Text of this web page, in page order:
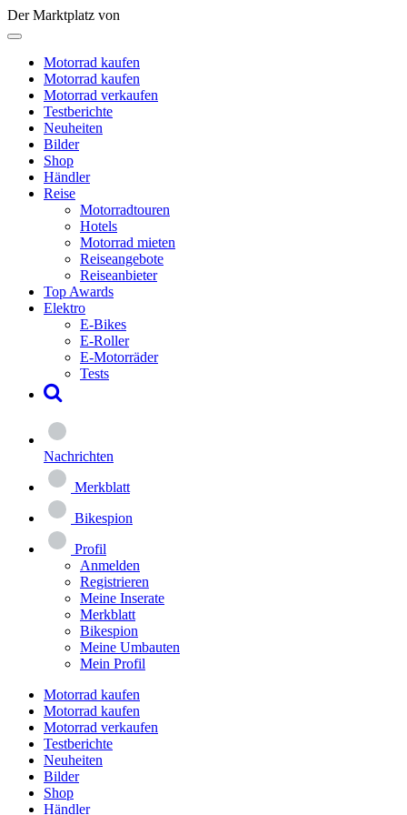
Der Marktplatz von
Motorrad kaufen
Motorrad kaufen
Motorrad verkaufen
Testberichte
Neuheiten
Bilder
Shop
Händler
Reise
Motorradtouren
Hotels
Motorrad mieten
Reiseangebote
Reiseanbieter
Top Awards
Elektro
E-Bikes
E-Roller
E-Motorräder
Tests
Nachrichten
Merkblatt
Bikespion
Profil
Anmelden
Registrieren
Meine Inserate
Merkblatt
Bikespion
Meine Umbauten
Mein Profil
Motorrad kaufen
Motorrad kaufen
Motorrad verkaufen
Testberichte
Neuheiten
Bilder
Shop
Händler